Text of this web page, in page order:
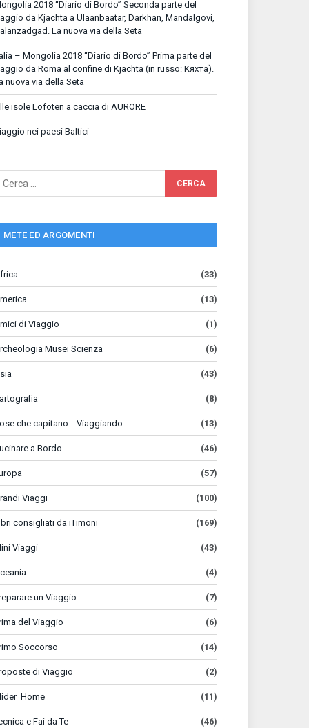
2018 “Diario di Bordo” Seconda parte del
da Kjachta a Ulaanbaatar, Darkhan, Mandalgovi,
La nuova via della Seta
– Mongolia 2018 “Diario di Bordo” Prima parte del
da Roma al confine di Kjachta (in russo: Кяхта).
nuova via della Seta
isole Lofoten a caccia di AURORE
nei paesi Baltici
METE ED ARGOMENTI
(33)
(13)
di Viaggio (1)
Musei Scienza (6)
(43)
(8)
che capitano… Viaggiando (13)
a Bordo (46)
(57)
Viaggi (100)
consigliati da iTimoni (169)
Viaggi (43)
(4)
un Viaggio (7)
del Viaggio (6)
Soccorso (14)
di Viaggio (2)
(11)
e Fai da Te (46)